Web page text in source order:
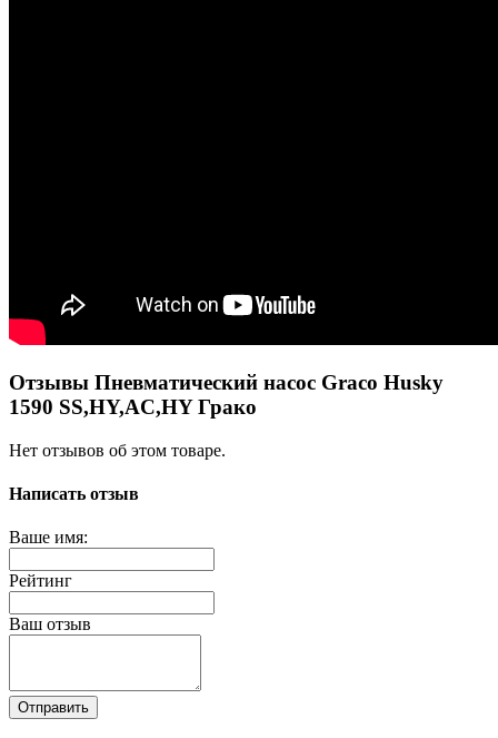
Отзывы Пневматический насос Graco Husky
1590 SS,HY,AC,HY Грако
Нет отзывов об этом товаре.
Написать отзыв
Ваше имя:
Рейтинг
Ваш отзыв
Отправить